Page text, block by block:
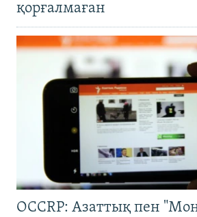
қорғалмаған
OCCRP: Азаттық пен